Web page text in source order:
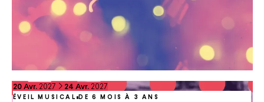
ÉVEIL MUSICAL DE 6 MOIS À 3 ANS
du
20avril
Avr. 2027 au
24 avril
Avr. 2027